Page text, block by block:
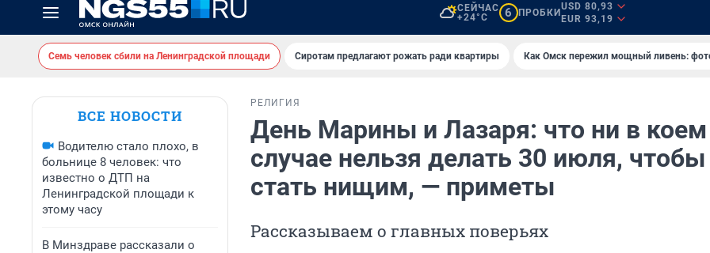
СЕЙЧАС
+24°C
6 ПРОБКИ
USD 80,93
EUR 93,19
Семь человек сбили на Ленинградской площади Сиротам предлагают рожать ради квартиры Как Омск пережил мощный ливень:
ВСЕ НОВОСТИ
Водителю стало плохо, в
больнице 8 человек: что
известно о ДТП на
Ленинградской площади к
этому часу
В Минздраве рассказали о
РЕЛИГИЯ
День Марины и Лазаря: что ни в коем
случае нельзя делать 30 июля,
стать нищим, — приметы
Рассказываем о главных поверьях